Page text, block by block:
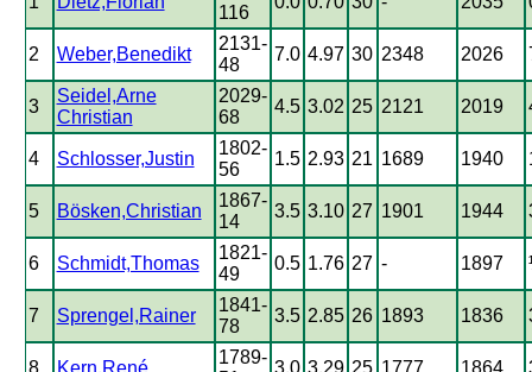
116
2 Weber,Benedikt
2131-
48
7.0 4.97 30 2348 2026
3
Seidel,Arne
Christian
2029-
68
4.5 3.02 25 2121 2019
4 Schlosser,Justin
1802-
56
1.5 2.93 21 1689 1940
5 Bösken,Christian
1867-
14
3.5 3.10 27 1901 1944
6 Schmidt,Thomas
1821-
49
0.5 1.76 27 - 1897
7 Sprengel,Rainer
1841-
78
3.5 2.85 26 1893 1836
8 Kern,René
1789-
3.0 3.29 25 1777 1864